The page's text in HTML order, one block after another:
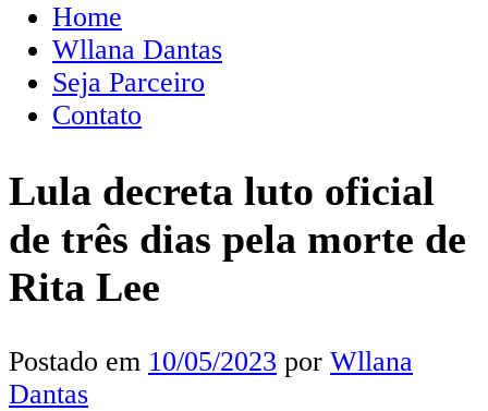
Home
Wllana Dantas
Seja Parceiro
Contato
Lula decreta luto oficial
de três dias pela morte de
Rita Lee
Postado em 10/05/2023 por Wllana
Dantas